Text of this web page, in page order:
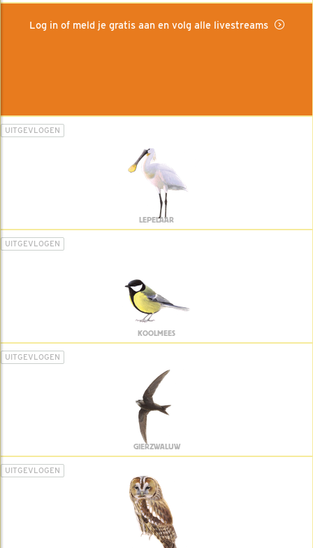
Log in of meld je gratis aan en volg alle livestreams
UITGEVLOGEN
LEPELAAR
UITGEVLOGEN
KOOLMEES
UITGEVLOGEN
GIERZWALUW
UITGEVLOGEN